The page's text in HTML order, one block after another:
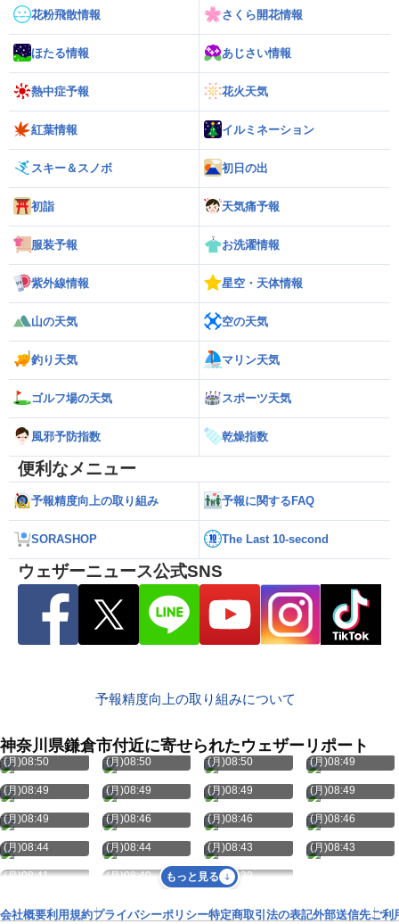
花粉飛散情報 さくら開花情報
ほたる情報 あじさい情報
熱中症予報 花火天気
紅葉情報 イルミネーション
スキー＆スノボ 初日の出
初詣 天気痛予報
服装予報 お洗濯情報
紫外線情報 星空・天体情報
山の天気 空の天気
釣り天気 マリン天気
ゴルフ場の天気 スポーツ天気
風邪予防指数 乾燥指数
便利なメニュー
予報精度向上の取り組み 予報に関するFAQ
SORASHOP The Last 10-second
ウェザーニュース公式SNS
予報精度向上の取り組みについて
神奈川県鎌倉市付近に寄せられたウェザーリポート
8月10日
(月)08:50
8月10日
(月)08:50
8月10日
(月)08:50
8月10日
(月)08:49
8月10日
(月)08:49
8月10日
(月)08:49
8月10日
(月)08:49
8月10日
(月)08:49
8月10日
(月)08:49
8月10日
(月)08:46
8月10日
(月)08:46
8月10日
(月)08:46
8月10日
(月)08:44
8月10日
(月)08:44
8月10日
(月)08:43
8月10日
(月)08:43
8月10日
(月)08:41
8月10日
(月)08:40
8月10日
(月)08:39
もっと見る
会社概要利用規約プライバシーポリシー特定商取引法の表記外部送信先ご利